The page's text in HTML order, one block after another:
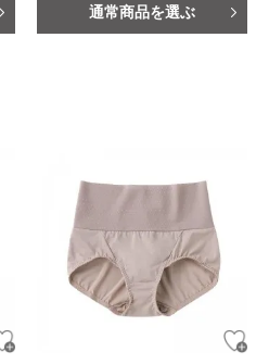
通常商品を選ぶ